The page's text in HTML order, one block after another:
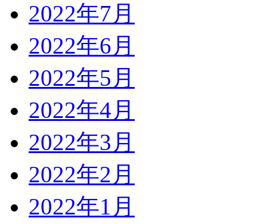
2022年7月
2022年6月
2022年5月
2022年4月
2022年3月
2022年2月
2022年1月